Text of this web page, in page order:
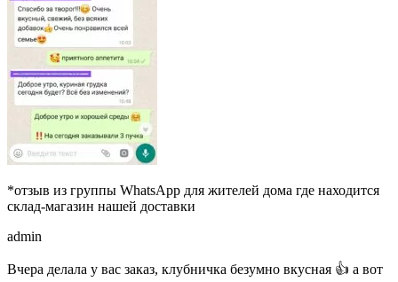
*отзыв из группы WhatsApp для жителей дома где находится
склад-магазин нашей доставки
admin
Вчера делала у вас заказ, клубничка безумно вкусная 👍 а вот